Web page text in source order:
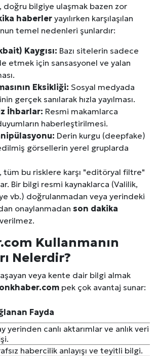
doğru bilgiye ulaşmak bazen zor
haberler yayılırken karşılaşılan
temel nedenleri şunlardır:
Kaygısı: Bazı sitelerin sadece
etmek için sansasyonel ve yalan
Eksikliği: Sosyal medyada
gerçek sanılarak hızla yayılması.
İhbarlar: Resmi makamlarca
haberleştirilmesi.
Derin kurgu (deepfake)
görsellerin yerel gruplarda
, tüm bu risklere karşı "editöryal filtre"
Bir bilgi resmi kaynaklarca (Valilik,
vb.) doğrulanmadan veya yerindeki
onaylanmadan son dakika
Kullanmanın
Nelerdir?
veya kente dair bilgi almak
onkhaber.com pek çok avantaj sunar:
Fayda
yerinden canlı aktarımlar ve anlık veri
habercilik anlayışı ve teyitli bilgi.